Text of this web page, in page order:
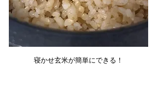
寝かせ玄米が簡単にできる！